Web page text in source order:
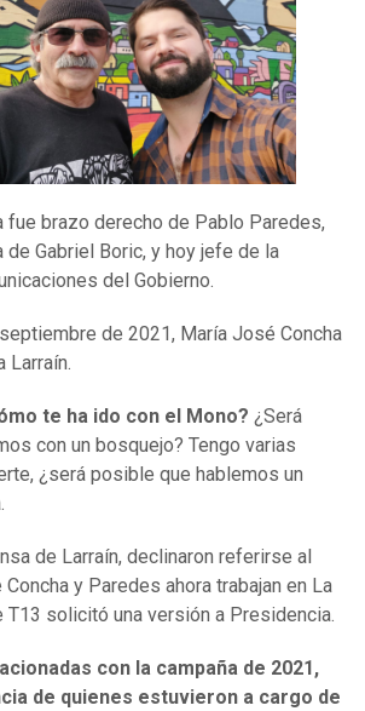
fue brazo derecho de Pablo Paredes,
de Gabriel Boric, y hoy jefe de la
del Gobierno.
de 2021, María José Concha
Larraín.
te ha ido con el Mono? ¿Será
con un bosquejo? Tengo varias
¿será posible que hablemos un
de Larraín, declinaron referirse al
y Paredes ahora trabajan en La
T13 solicitó una versión a Presidencia.
con la campaña de 2021,
de quienes estuvieron a cargo de